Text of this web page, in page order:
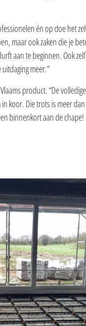
én op doe het
maar ook zaken die je
aan te beginnen. Ook
meer.”
product. “De
koor. Die trots is meer
binnenkort aan de chape!